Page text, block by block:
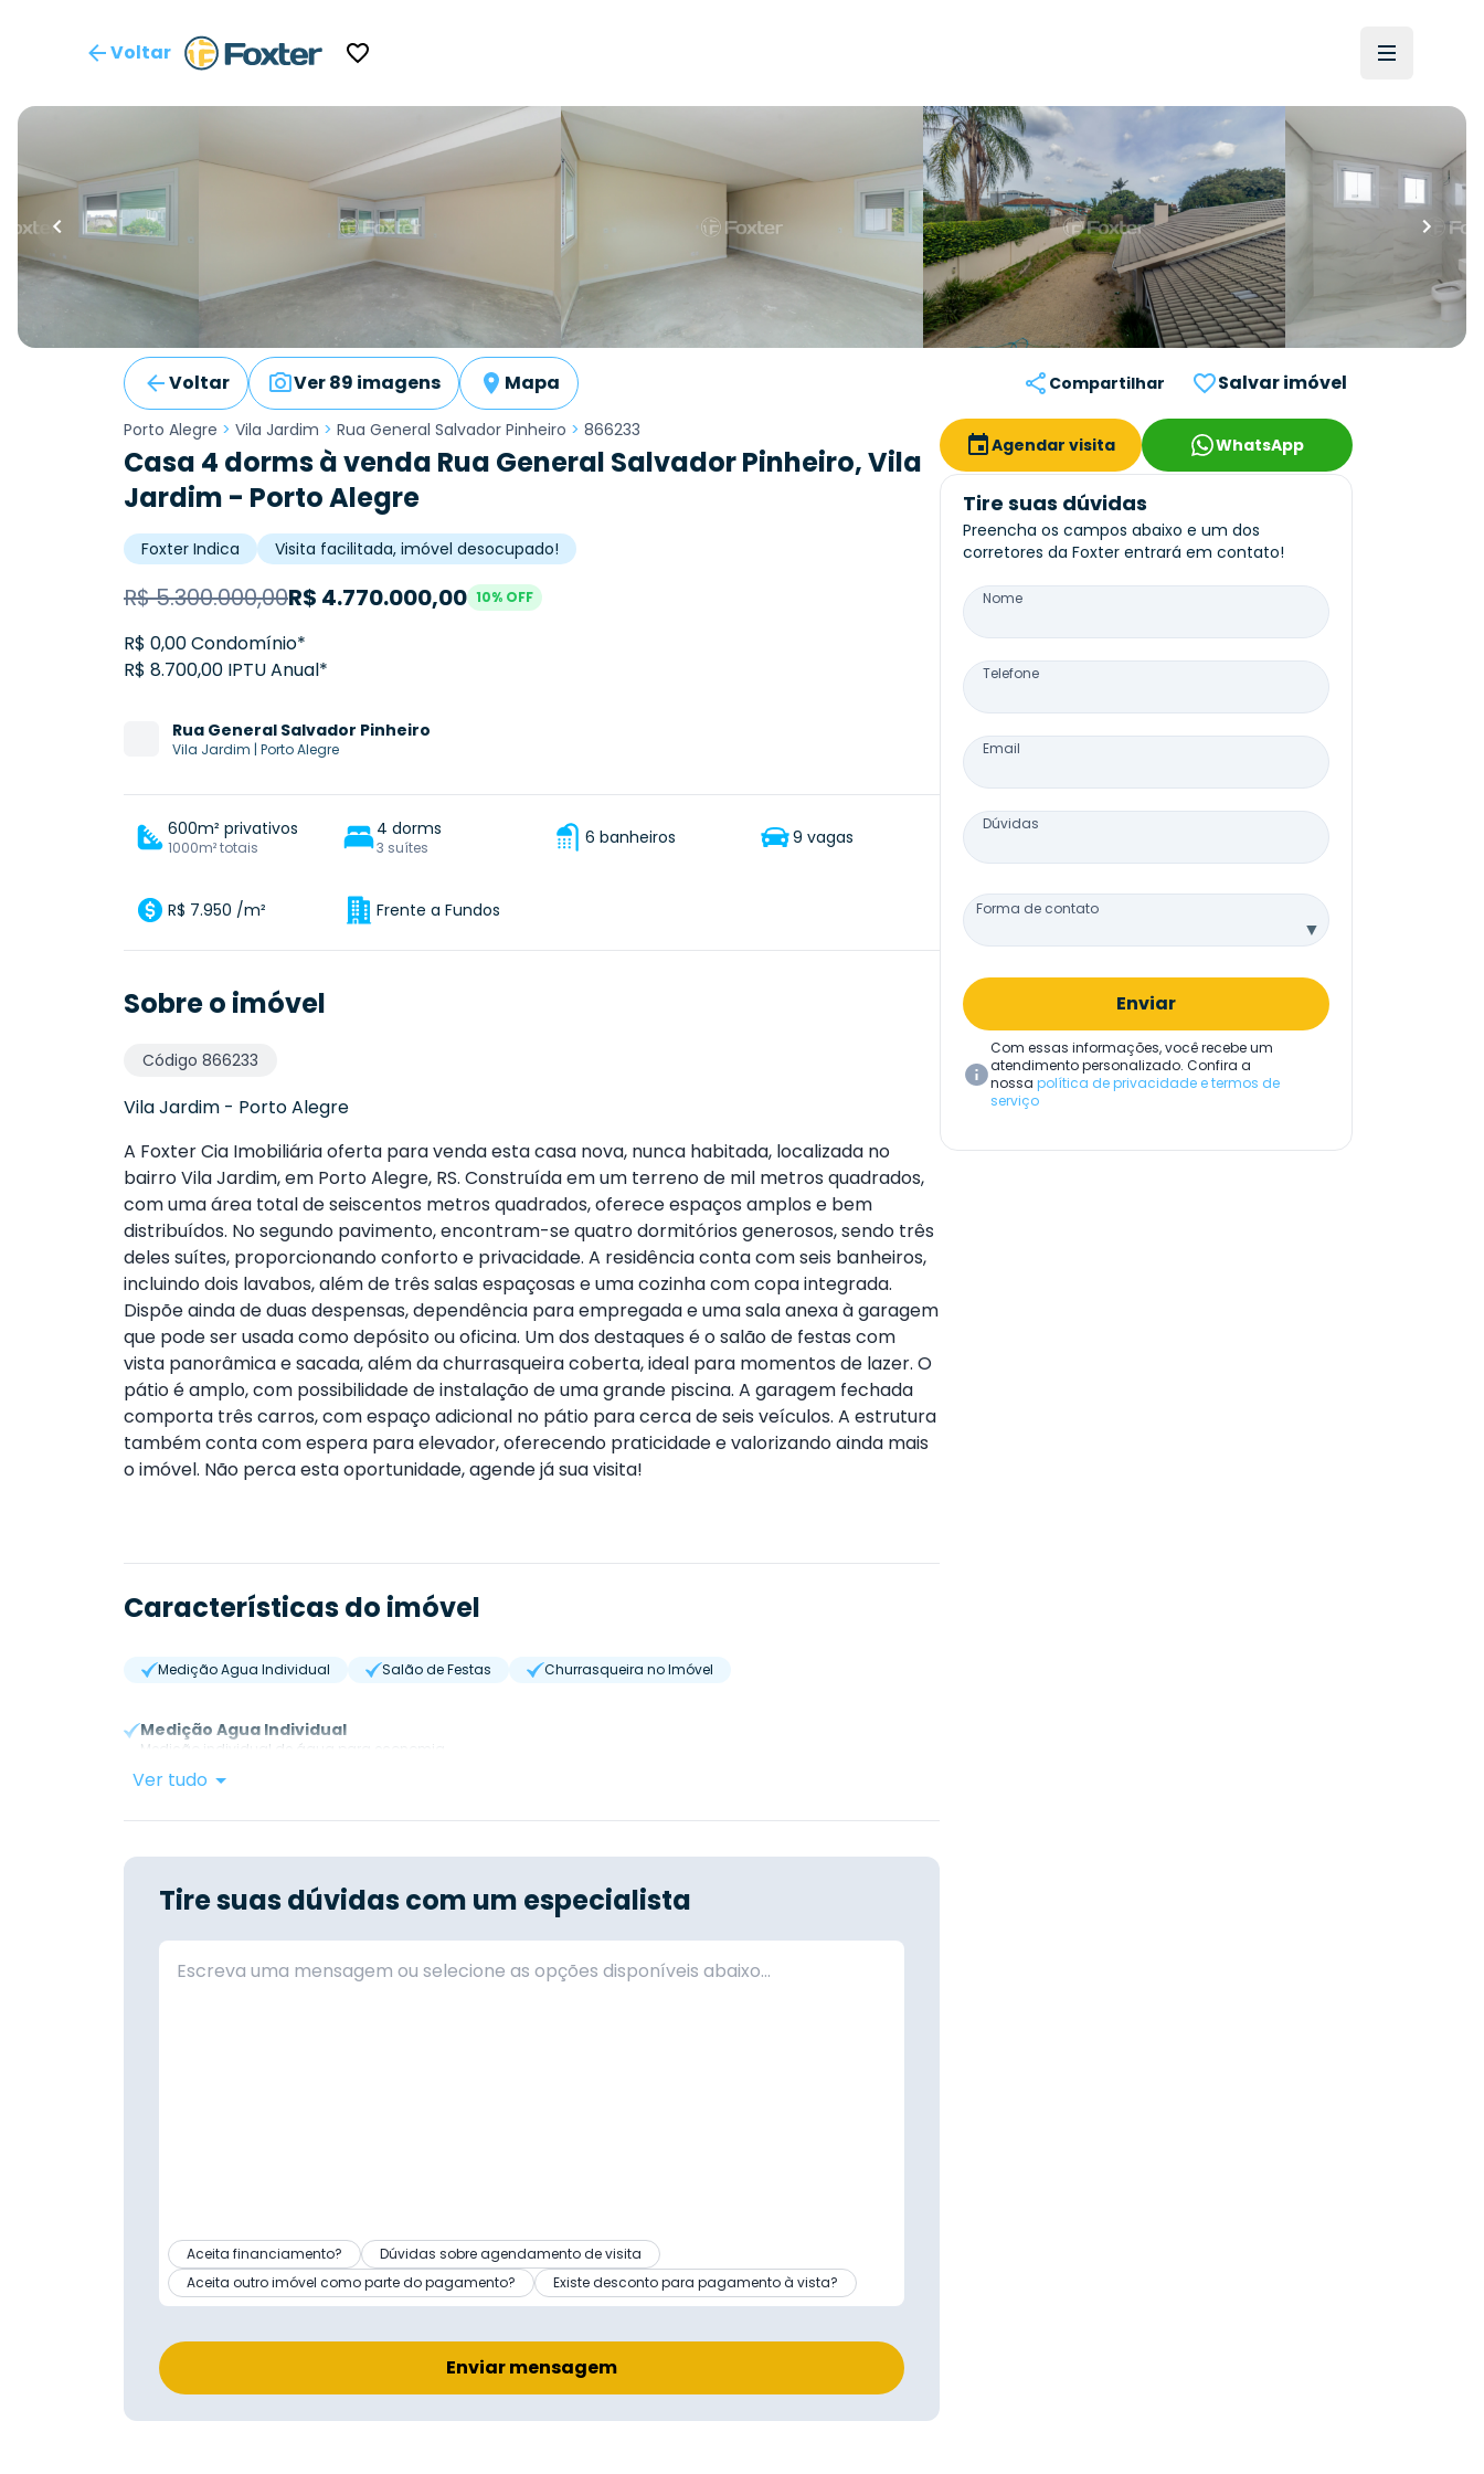
Voltar
Voltar Ver 89 imagens Mapa Compartilhar Salvar imóvel
Porto Alegre > Vila Jardim > Rua General Salvador Pinheiro > 866233
Casa 4 dorms à venda Rua General Salvador Pinheiro, Vila
Jardim - Porto Alegre
Foxter Indica Visita facilitada, imóvel desocupado!
R$5.300.000,00R$ 4.770.000,00 10% OFF
R$ 0,00 Condomínio*
R$ 8.700,00 IPTU Anual*
Rua General Salvador Pinheiro
Vila Jardim | Porto Alegre
600m² privativos
1000m² totais
4 dorms
3 suítes 6 banheiros 9 vagas
R$ 7.950 /m² Frente a Fundos
Sobre o imóvel
Código 866233
Vila Jardim - Porto Alegre
A Foxter Cia Imobiliária oferta para venda esta casa nova, nunca habitada, localizada no
bairro Vila Jardim, em Porto Alegre, RS. Construída em um terreno de mil metros quadrados,
com uma área total de seiscentos metros quadrados, oferece espaços amplos e bem
distribuídos. No segundo pavimento, encontram-se quatro dormitórios generosos, sendo três
deles suítes, proporcionando conforto e privacidade. A residência conta com seis banheiros,
incluindo dois lavabos, além de três salas espaçosas e uma cozinha com copa integrada.
Dispõe ainda de duas despensas, dependência para empregada e uma sala anexa à garagem
que pode ser usada como depósito ou oficina. Um dos destaques é o salão de festas com
vista panorâmica e sacada, além da churrasqueira coberta, ideal para momentos de lazer. O
pátio é amplo, com possibilidade de instalação de uma grande piscina. A garagem fechada
comporta três carros, com espaço adicional no pátio para cerca de seis veículos. A estrutura
também conta com espera para elevador, oferecendo praticidade e valorizando ainda mais
o imóvel. Não perca esta oportunidade, agende já sua visita!
Características do imóvel
Medição Agua Individual Salão de Festas Churrasqueira no Imóvel
Medição Agua Individual
Medição individual de água para economia.
Ver tudo
Tire suas dúvidas com um especialista
Aceita financiamento?
Dúvidas sobre agendamento de visita
Aceita outro imóvel como parte do pagamento?
Existe desconto para pagamento à vista?
Enviar mensagem
Agendar visita WhatsApp
Tire suas dúvidas
Preencha os campos abaixo e um dos
corretores da Foxter entrará em contato!
Nome
Telefone
Email
Dúvidas
Forma de contato
▼
Enviar
Com essas informações, você recebe um
atendimento personalizado. Confira a
nossa política de privacidade e termos de
serviço